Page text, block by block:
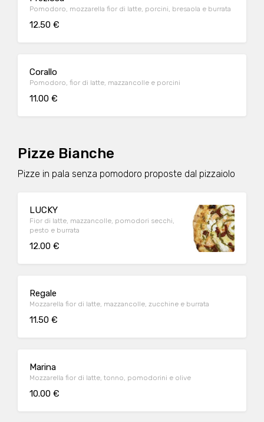
Pomodoro, mozzarella fior di latte, porcini, bresaola e burrata
12.50 €
Corallo
Pomodoro, fior di latte, mazzancolle e porcini
11.00 €
Pizze Bianche
Pizze in pala senza pomodoro proposte dal pizzaiolo
LUCKY
Fior di latte, mazzancolle, pomodori secchi,
pesto e burrata
12.00 €
Regale
Mozzarella fior di latte, mazzancolle, zucchine e burrata
11.50 €
Marina
Mozzarella fior di latte, tonno, pomodorini e olive
10.00 €